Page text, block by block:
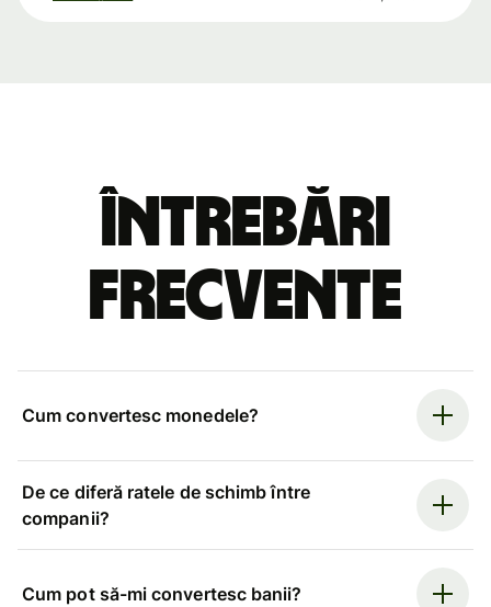
Întrebări
frecvente
Cum convertesc monedele?
De ce diferă ratele de schimb între
companii?
Cum pot să-mi convertesc banii?